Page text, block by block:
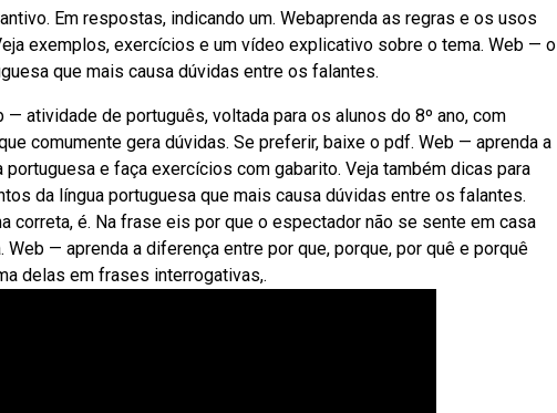
Em respostas, indicando um. Webaprenda as regras e os usos
exemplos, exercícios e um vídeo explicativo sobre o tema. Web — o
que mais causa dúvidas entre os falantes.
atividade de português, voltada para os alunos do 8º ano, com
comumente gera dúvidas. Se preferir, baixe o pdf. Web — aprenda a
e faça exercícios com gabarito. Veja também dicas para
da língua portuguesa que mais causa dúvidas entre os falantes.
correta, é. Na frase eis por que o espectador não se sente em casa
— aprenda a diferença entre por que, porque, por quê e porquê
delas em frases interrogativas,.